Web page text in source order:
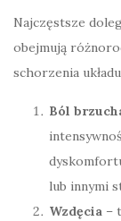
Najczęstsze
obejmują
schorzenia
Ból
lub innymi
Wzdęcia –